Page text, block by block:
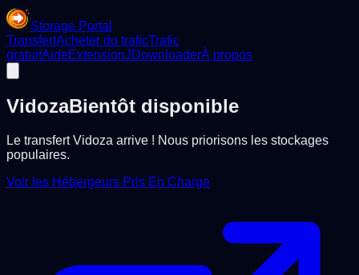
Storage Portal
TransfertAcheter du traficTrafic
gratuitAideExtensionJDownloaderÀ propos
VidozaBientôt disponible
Le transfert Vidoza arrive ! Nous priorisons les stockages
populaires.
Voir les Hébergeurs Pris En Charge